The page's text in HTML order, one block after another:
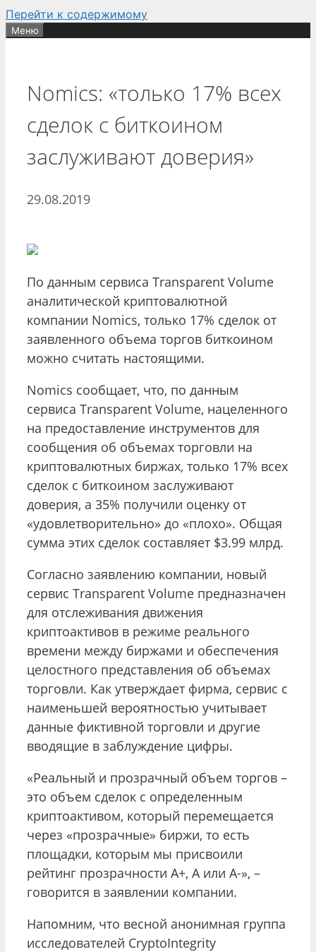
Перейти к содержимому
Меню
Nomics: «только 17% всех
сделок с биткоином
заслуживают доверия»
29.08.2019
По данным сервиса Transparent Volume
аналитической криптовалютной
компании Nomics, только 17% сделок от
заявленного объема торгов биткоином
можно считать настоящими.
Nomics сообщает, что, по данным
сервиса Transparent Volume, нацеленного
на предоставление инструментов для
сообщения об объемах торговли на
криптовалютных биржах, только 17% всех
сделок с биткоином заслуживают
доверия, а 35% получили оценку от
«удовлетворительно» до «плохо». Общая
сумма этих сделок составляет $3.99 млрд.
Согласно заявлению компании, новый
сервис Transparent Volume предназначен
для отслеживания движения
криптоактивов в режиме реального
времени между биржами и обеспечения
целостного представления об объемах
торговли. Как утверждает фирма, сервис с
наименьшей вероятностью учитывает
данные фиктивной торговли и другие
вводящие в заблуждение цифры.
«Реальный и прозрачный объем торгов –
это объем сделок с определенным
криптоактивом, который перемещается
через «прозрачные» биржи, то есть
площадки, которым мы присвоили
рейтинг прозрачности A+, A или A-», –
говорится в заявлении компании.
Напомним, что весной анонимная группа
исследователей CryptoIntegrity